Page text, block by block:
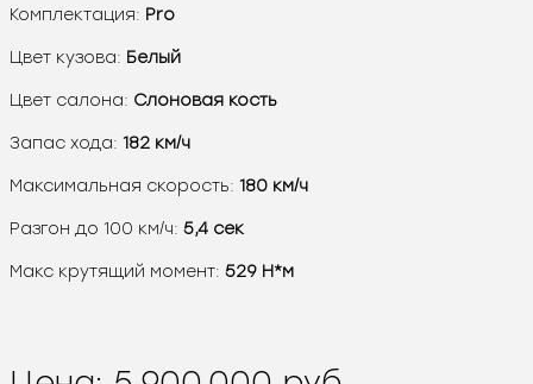
Комплектация: Pro
Цвет кузова: Белый
Цвет салона: Слоновая кость
Запас хода: 182 км/ч
Максимальная скорость: 180 км/ч
Разгон до 100 км/ч: 5,4 сек
Макс крутящий момент: 529 Н*м